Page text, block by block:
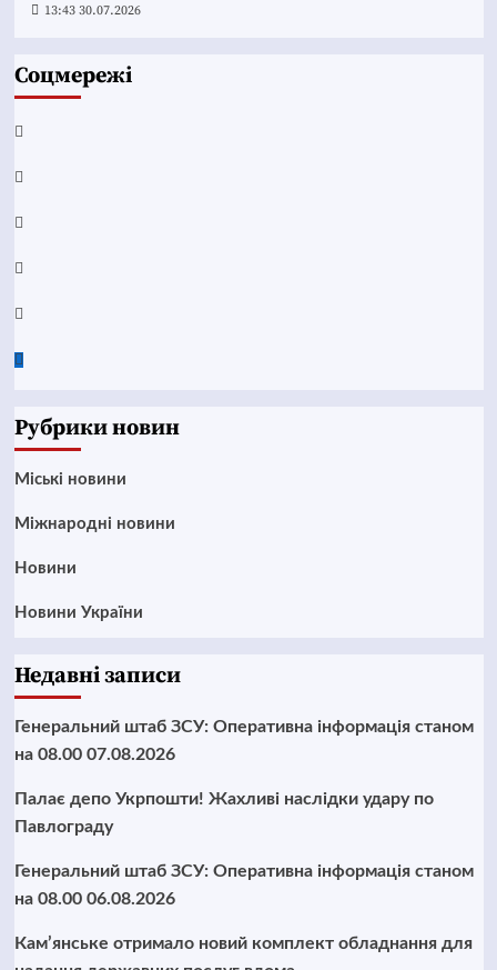
13:43 30.07.2026
Соцмережі
Facebook
YouTube
Telegram
Instagram
Twitter
Google
Рубрики новин
Mіські новини
Міжнародні новини
Новини
Новини України
Недавні записи
Генеральний штаб ЗСУ: Оперативна інформація станом
на 08.00 07.08.2026
Палає депо Укрпошти! Жахливі наслідки удару по
Павлограду
Генеральний штаб ЗСУ: Оперативна інформація станом
на 08.00 06.08.2026
Кам’янське отримало новий комплект обладнання для